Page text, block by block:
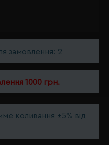
замовлення: 2
1000 грн.
коливання ±5% від